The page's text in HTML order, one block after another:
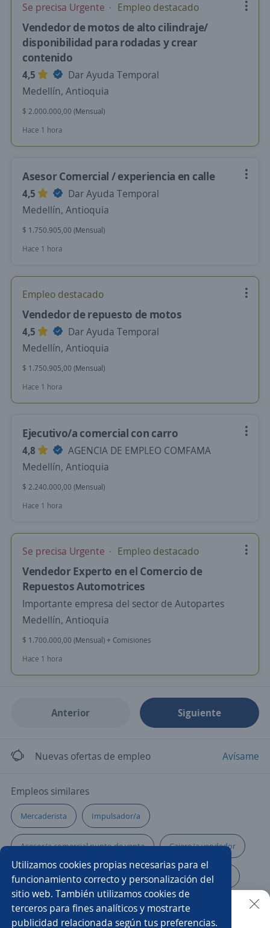
Utilizamos cookies propias necesarias para el
funcionamiento correcto y personalización del
sitio web. También utilizamos cookies de
terceros para fines analíticos y mostrarte
publicidad relacionada según tus preferencias.
Se precisa Urgente Empleo destacado
Vendedor de motos de alto cilindraje/
disponibilidad para rodadas y crear
contenido
4,5
Dar Ayuda Temporal
Medellín, Antioquia
$ 2.000.000,00 (Mensual)
Hace 1 hora
Asesor Comercial / experiencia en calle
4,5
Dar Ayuda Temporal
Medellín, Antioquia
$ 1.750.905,00 (Mensual)
Hace 1 hora
Empleo destacado
Vendedor de repuesto de motos
4,5
Dar Ayuda Temporal
Medellín, Antioquia
$ 1.750.905,00 (Mensual)
Hace 1 hora
Ejecutivo/a comercial con carro
4,8
AGENCIA DE EMPLEO COMFAMA
Medellín, Antioquia
$ 2.240.000,00 (Mensual)
Hace 1 hora
Se precisa Urgente Empleo destacado
Vendedor Experto en el Comercio de
Repuestos Automotrices
Importante empresa del sector de Autopartes
Medellín, Antioquia
$ 1.700.000,00 (Mensual) + Comisiones
Hace 1 hora
Anterior Siguiente
Nuevas ofertas de empleo Avísame
Empleos similares
Mercaderista Impulsador/a
Asesor/a comercial punto de venta Cajero/a vendedor
Vendedor externo Asistente de ventas Agente
Asesor/a comercial freelance Asesor/a servicio al cliente
Buscar es más fácil en la app